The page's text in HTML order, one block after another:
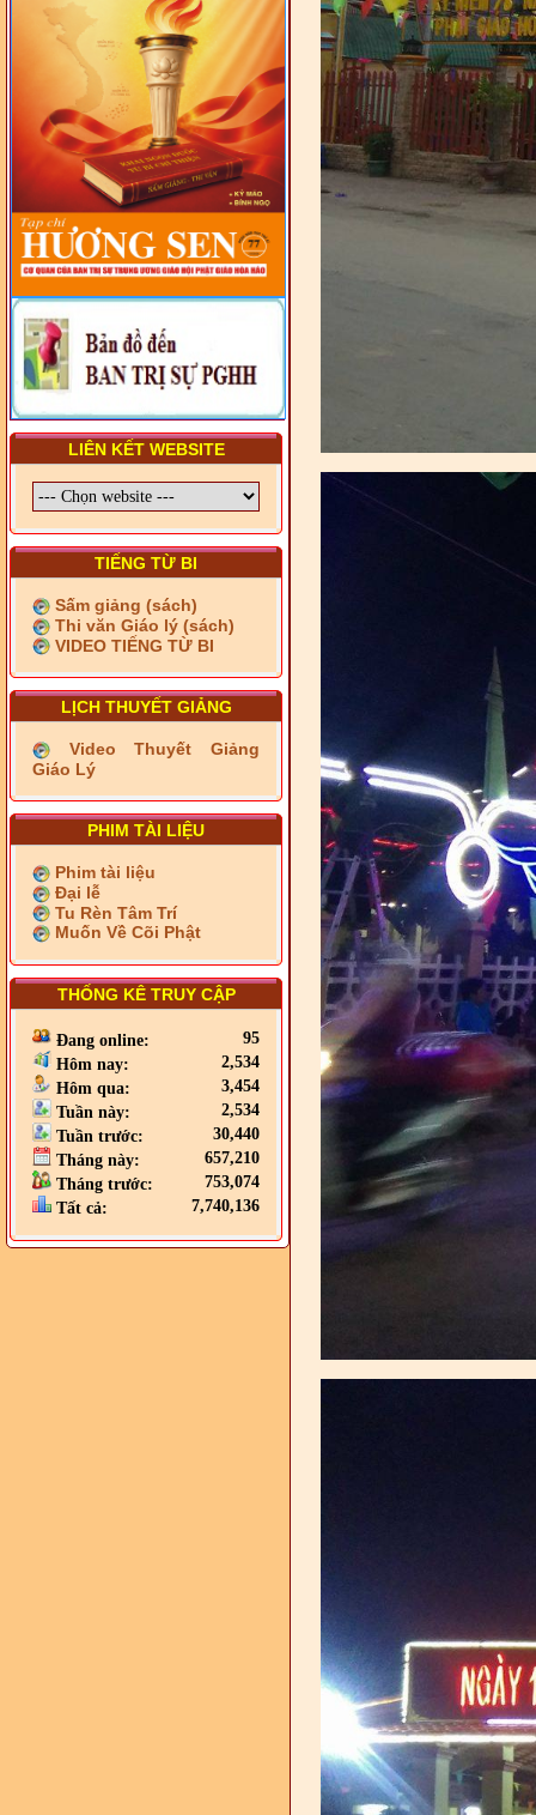
LUẬT VÀ HỆ THỐNG PHÁP
LUẬT VIỆT NAM
- LỚP TẬP HUẤN LỊCH SỬ,
PHÁP LUẬT VIỆT NAM VÀ
HIẾN CHƯƠNG GIÁO HỘI
PGHH NHIỆM KỲ VI (2024-
2029) CHO TRỊ SỰ VIÊN
TRUNG ƯƠNG, BAN ĐẠI
DIỆN TỈNH VÀ GIÁO LÝ
VIÊN - CHUYÊN ĐỀ: SỰ RA
ĐỜI, BẢN CHẤT, CHỨC
NĂNG VÀ HÌNH THỨC CỦA
NƯỚC CHXHCN VIỆT NAM
LIÊN KẾT WEBSITE
TIẾNG TỪ BI
Sấm giảng (sách)
Thi văn Giáo lý (sách)
VIDEO TIẾNG TỪ BI
LỊCH THUYẾT GIẢNG
Video Thuyết Giảng
Giáo Lý
PHIM TÀI LIỆU
Phim tài liệu
Đại lễ
Tu Rèn Tâm Trí
Muốn Về Cõi Phật
THỐNG KÊ TRUY CẬP
Đang online:
95
Hôm nay:
2,534
Hôm qua:
3,454
Tuần này:
2,534
Tuần trước:
30,440
Tháng này:
657,210
Tháng trước:
753,074
Tất cả:
7,740,136